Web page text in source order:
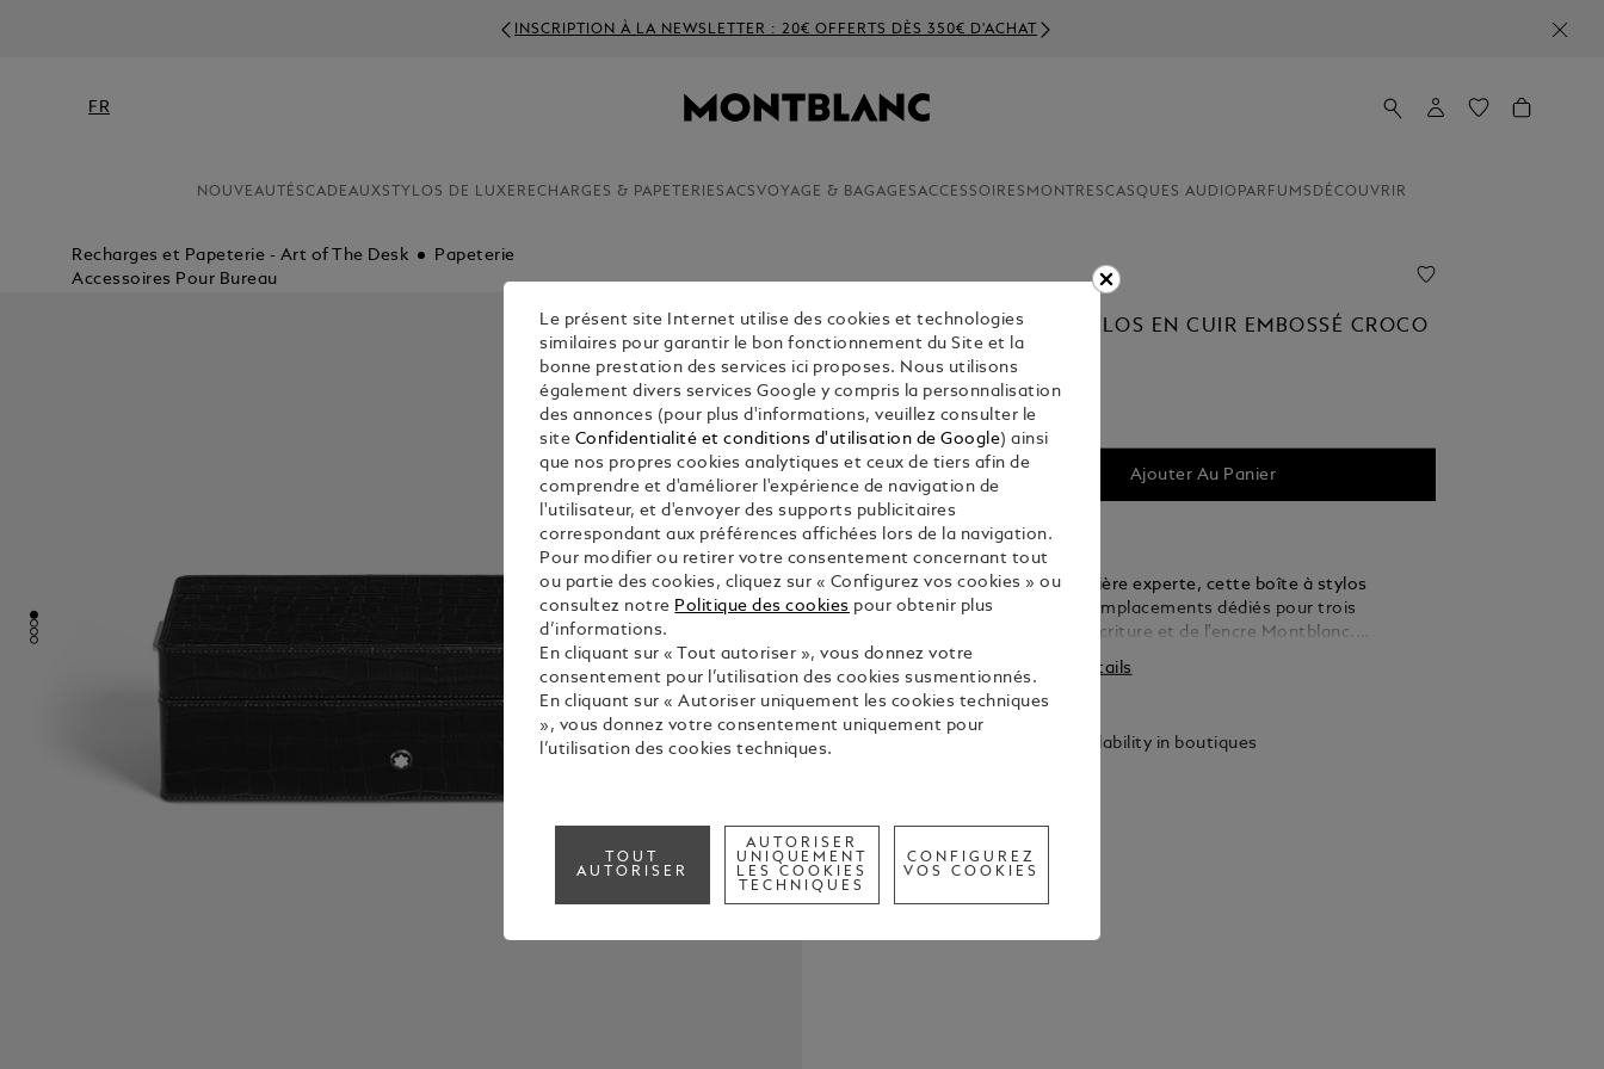
INSCRIPTION À LA NEWSLETTER : 20€ OFFERTS DÈS 350€ D'ACHAT
FR
NOUVEAUTÉSCADEAUXSTYLOS DE LUXE RECHARGES & PAPETERIESACSVOYAGE & BAGAGESACCESSOIRES MONTRESCASQUES AUDIO PARFUMS DÉCOUVRIR
Recharges et Papeterie - Art of The Desk
Papeterie
Accessoires Pour Bureau
BOÎTE À STYLOS EN CUIR EMBOSSÉ CROCO
€ 1,100.00
Ajouter Au Panier
Conçue de manière experte, cette boîte à stylos
comporte des emplacements dédiés pour trois
instruments d'écriture et de l'encre Montblanc.
Associez-la aux accessoires de bureau Montblanc pour
une touche raffinée et sophistiquée. Fabriqué en Italie.
Dimensions : 260 x 90 x 120 mm.
Voir tous les détails
Check availability in boutiques
Le présent site Internet utilise des cookies et technologies
similaires pour garantir le bon fonctionnement du Site et la
bonne prestation des services ici proposes. Nous utilisons
également divers services Google y compris la personnalisation
des annonces (pour plus d'informations, veuillez consulter le
site Confidentialité et conditions d'utilisation de Google) ainsi
que nos propres cookies analytiques et ceux de tiers afin de
comprendre et d'améliorer l'expérience de navigation de
l'utilisateur, et d'envoyer des supports publicitaires
correspondant aux préférences affichées lors de la navigation.
Pour modifier ou retirer votre consentement concernant tout
ou partie des cookies, cliquez sur « Configurez vos cookies » ou
consultez notre Politique des cookies pour obtenir plus
d’informations.
En cliquant sur « Tout autoriser », vous donnez votre
consentement pour l’utilisation des cookies susmentionnés.
En cliquant sur « Autoriser uniquement les cookies techniques
», vous donnez votre consentement uniquement pour
l’utilisation des cookies techniques.
TOUT
AUTORISER
AUTORISER
UNIQUEMENT
LES COOKIES
TECHNIQUES
CONFIGUREZ
VOS COOKIES